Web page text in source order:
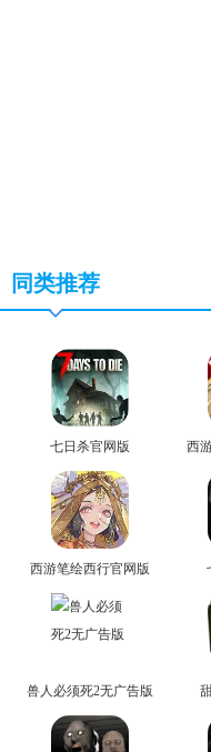
同类推荐
七日杀官网版 西
西游笔绘西行官网版
兽人必须死2无广告版